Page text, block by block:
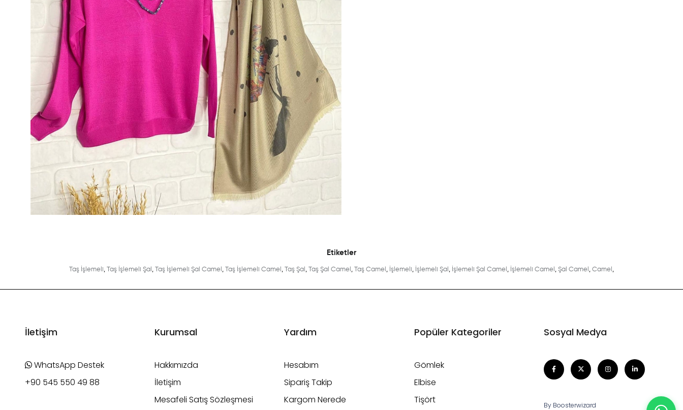
Etiketler
Taş İşlemeli, Taş İşlemeli Şal , Taş İşlemeli Şal Camel , Taş İşlemeli Camel , Taş Şal , Taş Şal Camel , Taş Camel , İşlemeli, İşlemeli Şal , İşlemeli Şal Camel , İşlemeli Camel , Şal Camel , Camel ,
İletişim
WhatsApp Destek
+90 545 550 49 88
Kurumsal
Hakkımızda
İletişim
Mesafeli Satış Sözleşmesi
Yardım
Hesabım
Sipariş Takip
Kargom Nerede
Popüler Kategoriler
Gömlek
Elbise
Tişört
Sosyal Medya
By Boosterwizard